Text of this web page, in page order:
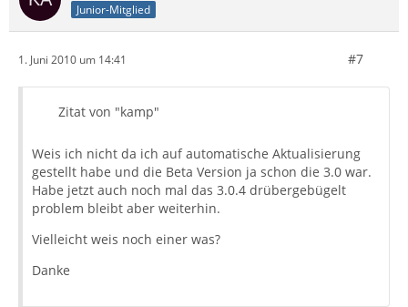
Junior-Mitglied
1. Juni 2010 um 14:41 #7
Zitat von "kamp"
Weis ich nicht da ich auf automatische Aktualisierung
gestellt habe und die Beta Version ja schon die 3.0 war.
Habe jetzt auch noch mal das 3.0.4 drübergebügelt
problem bleibt aber weiterhin.
Vielleicht weis noch einer was?
Danke